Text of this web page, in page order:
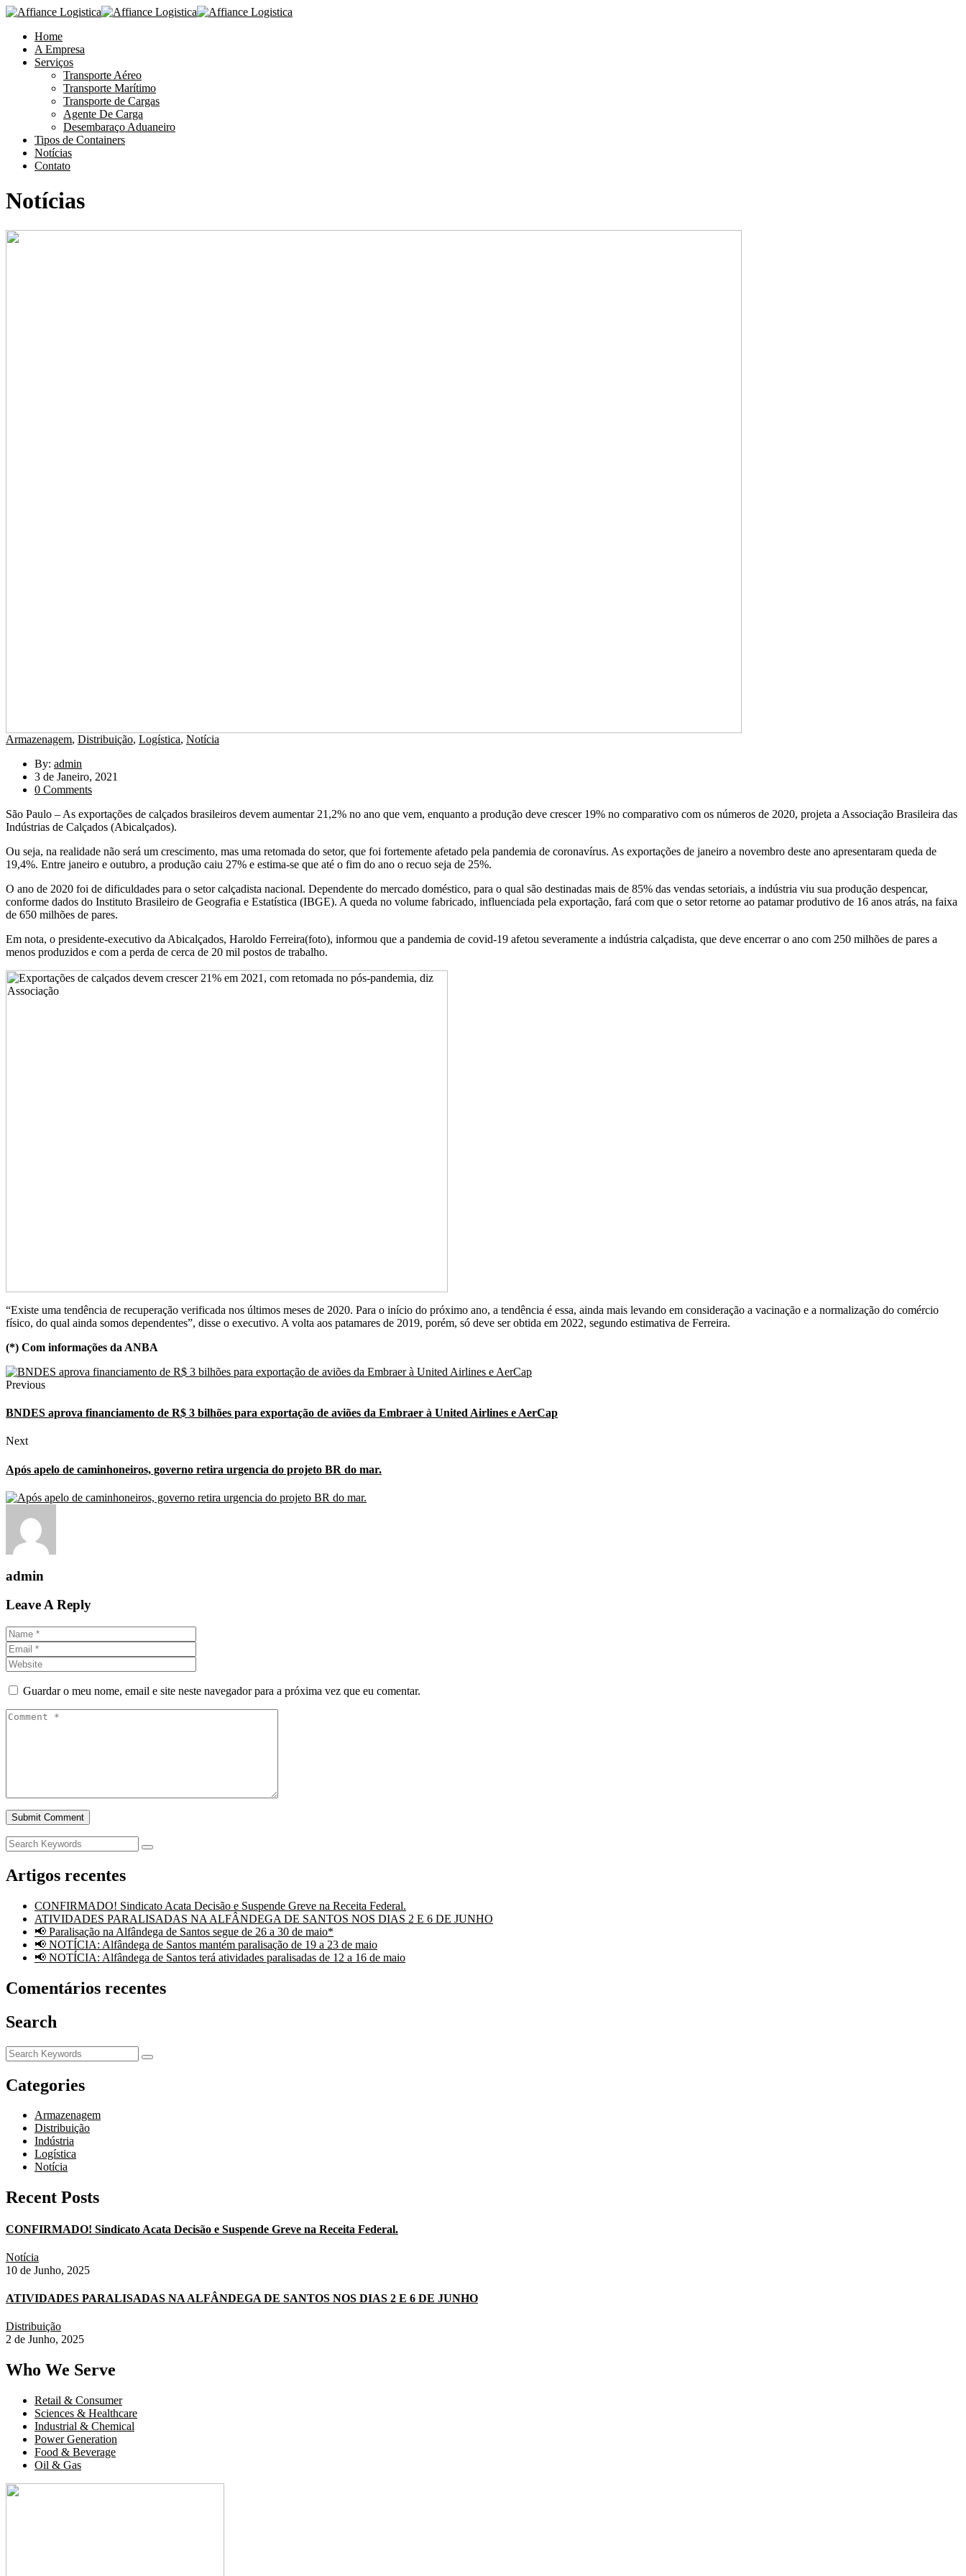
Home
A Empresa
Serviços
Transporte Aéreo
Transporte Marítimo
Transporte de Cargas
Agente De Carga
Desembaraço Aduaneiro
Tipos de Containers
Notícias
Contato
Notícias
Armazenagem, Distribuição, Logística, Notícia
By: admin
3 de Janeiro, 2021
0 Comments
São Paulo – As exportações de calçados brasileiros devem aumentar 21,2% no ano que vem, enquanto a produção deve crescer 19% no comparativo com os números de 2020, projeta a Associação Brasileira das
Indústrias de Calçados (Abicalçados).
Ou seja, na realidade não será um crescimento, mas uma retomada do setor, que foi fortemente afetado pela pandemia de coronavírus. As exportações de janeiro a novembro deste ano apresentaram queda de
19,4%. Entre janeiro e outubro, a produção caiu 27% e estima-se que até o fim do ano o recuo seja de 25%.
O ano de 2020 foi de dificuldades para o setor calçadista nacional. Dependente do mercado doméstico, para o qual são destinadas mais de 85% das vendas setoriais, a indústria viu sua produção despencar,
conforme dados do Instituto Brasileiro de Geografia e Estatística (IBGE). A queda no volume fabricado, influenciada pela exportação, fará com que o setor retorne ao patamar produtivo de 16 anos atrás, na faixa
de 650 milhões de pares.
Em nota, o presidente-executivo da Abicalçados, Haroldo Ferreira(foto), informou que a pandemia de covid-19 afetou severamente a indústria calçadista, que deve encerrar o ano com 250 milhões de pares a
menos produzidos e com a perda de cerca de 20 mil postos de trabalho.
“Existe uma tendência de recuperação verificada nos últimos meses de 2020. Para o início do próximo ano, a tendência é essa, ainda mais levando em consideração a vacinação e a normalização do comércio
físico, do qual ainda somos dependentes”, disse o executivo. A volta aos patamares de 2019, porém, só deve ser obtida em 2022, segundo estimativa de Ferreira.
(*) Com informações da ANBA
Previous
BNDES aprova financiamento de R$ 3 bilhões para exportação de aviões da Embraer à United Airlines e AerCap
Next
Após apelo de caminhoneiros, governo retira urgencia do projeto BR do mar.
admin
Leave A Reply
Guardar o meu nome, email e site neste navegador para a próxima vez que eu comentar.
Artigos recentes
CONFIRMADO! Sindicato Acata Decisão e Suspende Greve na Receita Federal.
ATIVIDADES PARALISADAS NA ALFÂNDEGA DE SANTOS NOS DIAS 2 E 6 DE JUNHO
📢 Paralisação na Alfândega de Santos segue de 26 a 30 de maio*
📢 NOTÍCIA: Alfândega de Santos mantém paralisação de 19 a 23 de maio
📢 NOTÍCIA: Alfândega de Santos terá atividades paralisadas de 12 a 16 de maio
Comentários recentes
Search
Categories
Armazenagem
Distribuição
Indústria
Logística
Notícia
Recent Posts
CONFIRMADO! Sindicato Acata Decisão e Suspende Greve na Receita Federal.
Notícia
10 de Junho, 2025
ATIVIDADES PARALISADAS NA ALFÂNDEGA DE SANTOS NOS DIAS 2 E 6 DE JUNHO
Distribuição
2 de Junho, 2025
Who We Serve
Retail & Consumer
Sciences & Healthcare
Industrial & Chemical
Power Generation
Food & Beverage
Oil & Gas